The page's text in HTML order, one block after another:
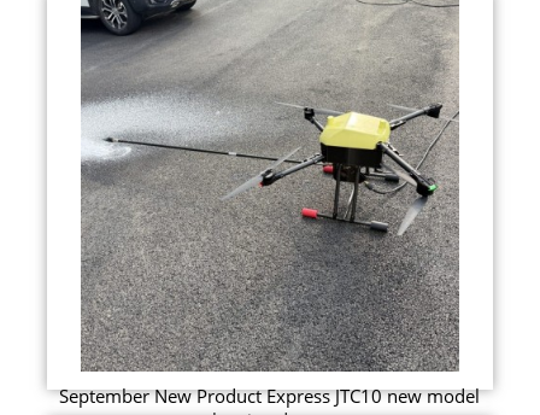
September New Product Express JTC10 new model